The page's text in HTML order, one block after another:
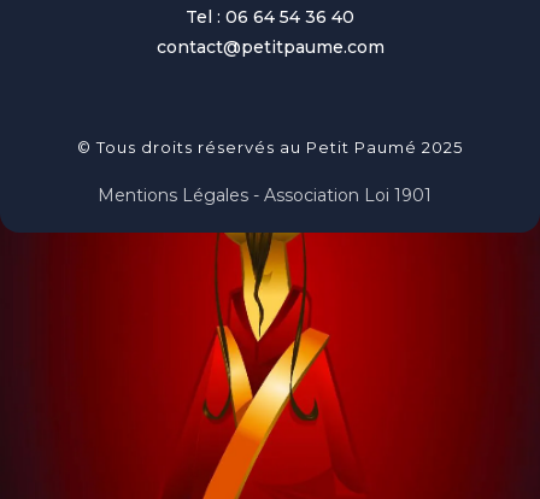
Tel : 06 64 54 36 40
contact@petitpaume.com
© Tous droits réservés au Petit Paumé 2025
Mentions Légales - Association Loi 1901